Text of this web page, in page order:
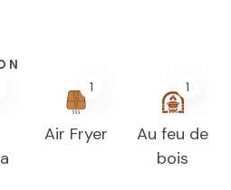
1
Air Fryer
1
Au feu de
bois